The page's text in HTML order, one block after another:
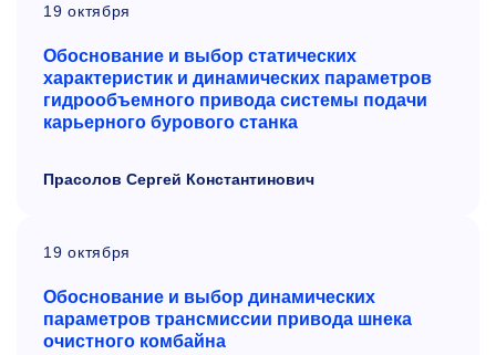
19 октября
Обоснование и выбор статических
характеристик и динамических параметров
гидрообъемного привода системы подачи
карьерного бурового станка
Прасолов Сергей Константинович
19 октября
Обоснование и выбор динамических
параметров трансмиссии привода шнека
очистного комбайна